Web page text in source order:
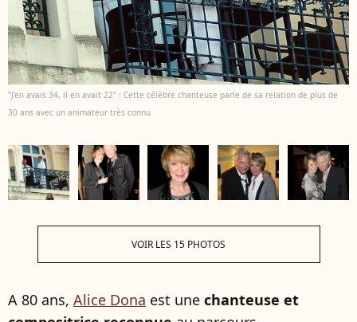
"J'en avais 34, il en avait 22" : Cette célèbre chanteuse parle de sa relation de plus de
30 ans avec un animateur très connu
VOIR LES 15 PHOTOS
A 80 ans, Alice Dona est une chanteuse et